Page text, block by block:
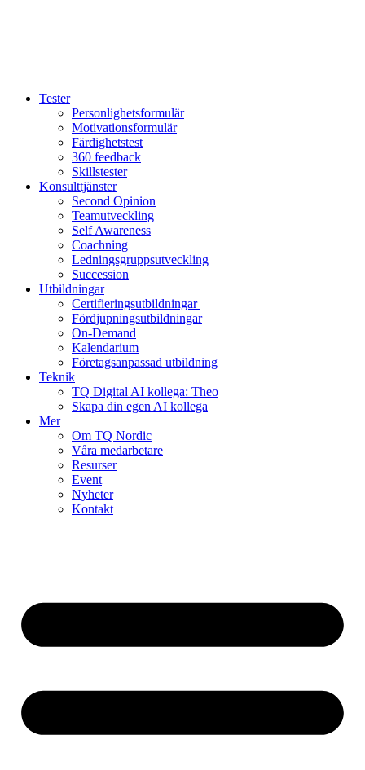
Tester
Personlighetsformulär
Motivationsformulär
Färdighetstest
360 feedback
Skillstester
Konsulttjänster
Second Opinion
Teamutveckling
Self Awareness
Coachning
Ledningsgruppsutveckling
Succession
Utbildningar
Certifieringsutbildningar
Fördjupningsutbildningar
On-Demand
Kalendarium
Företagsanpassad utbildning
Teknik
TQ Digital AI kollega: Theo
Skapa din egen AI kollega
Mer
Om TQ Nordic
Våra medarbetare
Resurser
Event
Nyheter
Kontakt